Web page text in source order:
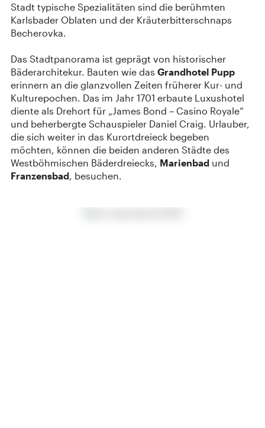
Stadt typische Spezialitäten sind die berühmten
Karlsbader Oblaten und der Kräuterbitterschnaps
Becherovka.
Das Stadtpanorama ist geprägt von historischer
Bäderarchitekur. Bauten wie das Grandhotel Pupp
erinnern an die glanzvollen Zeiten früherer Kur- und
Kulturepochen. Das im Jahr 1701 erbaute Luxushotel
diente als Drehort für „James Bond – Casino Royale“
und beherbergte Schauspieler Daniel Craig. Urlauber,
die sich weiter in das Kurortdreieck begeben
möchten, können die beiden anderen Städte des
Westböhmischen Bäderdreiecks, Marienbad und
Franzensbad, besuchen.